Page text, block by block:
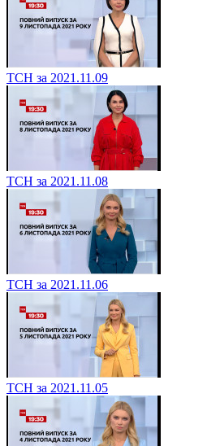
ТСН за 2021.11.09
ТСН за 2021.11.08
ТСН за 2021.11.06
ТСН за 2021.11.05